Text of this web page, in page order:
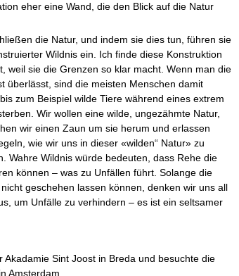
eher eine Wand, die den Blick auf die Natur
die Natur, und indem sie dies tun, führen sie
Wildnis ein. Ich finde diese Konstruktion
weil sie die Grenzen so klar macht. Wenn man die
überlässt, sind die meisten Menschen damit
zum Beispiel wilde Tiere während eines extrem
Wir wollen eine wilde, ungezähmte Natur,
wir einen Zaun um sie herum und erlassen
wie wir uns in dieser «wilden“ Natur» zu
Wahre Wildnis würde bedeuten, dass Rehe die
können – was zu Unfällen führt. Solange die
geschehen lassen können, denken wir uns all
um Unfälle zu verhindern – es ist ein seltsamer
Akadamie Sint Joost in Breda und besuchte die
Amsterdam